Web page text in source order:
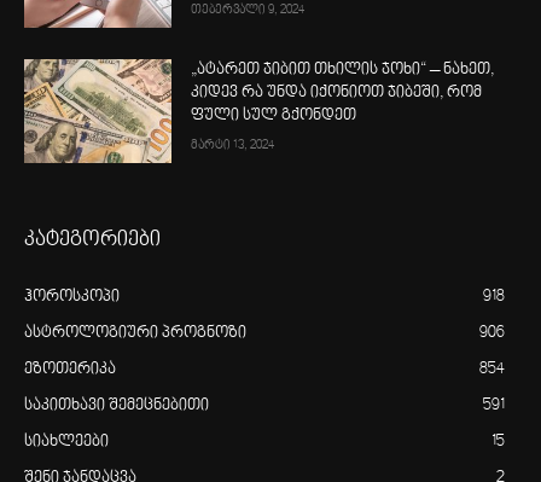
თებერვალი 9, 2024
„ატარეთ ჯიბით თხილის ჯოხი“ – ნახეთ,
კიდევ რა უნდა იქონიოთ ჯიბეში, რომ
ფული სულ გქონდეთ
მარტი 13, 2024
კატეგორიები
ჰოროსკოპი 918
ასტროლოგიური პროგნოზი 906
ეზოთერიკა 854
საკითხავი შემეცნებითი 591
სიახლეები 15
შენი ჯანდაცვა 2